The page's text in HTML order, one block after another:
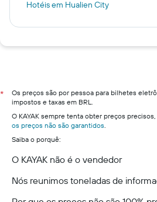
Hotéis em Hualien City
*
Os preços são por pessoa para bilhetes
impostos e taxas em BRL.
O KAYAK sempre tenta obter preços
os preços não são garantidos.
Saiba o porquê:
O KAYAK não é o vendedor
Nós reunimos toneladas de